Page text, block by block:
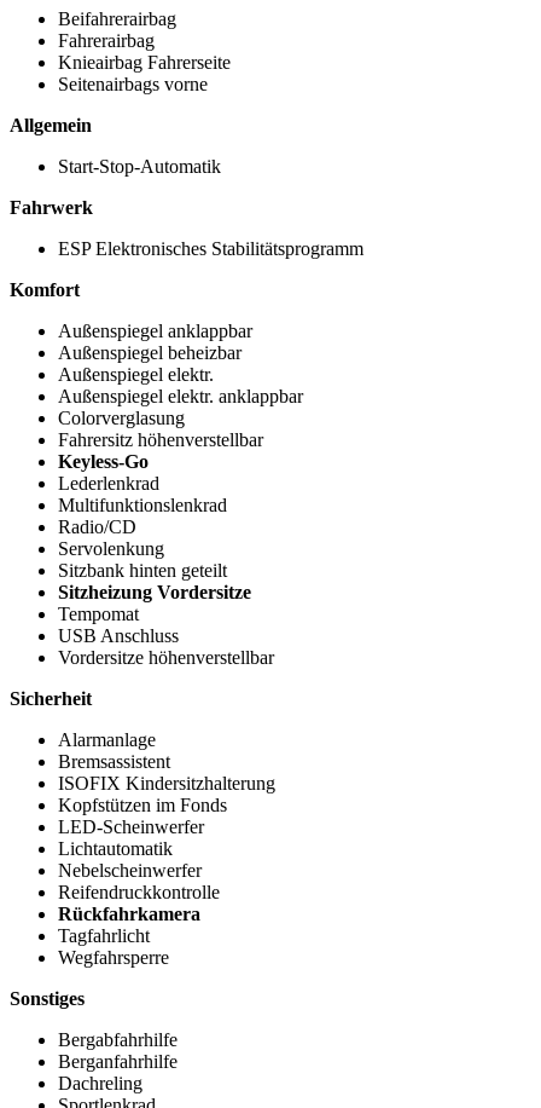
Beifahrerairbag
Fahrerairbag
Knieairbag Fahrerseite
Seitenairbags vorne
Allgemein
Start-Stop-Automatik
Fahrwerk
ESP Elektronisches Stabilitätsprogramm
Komfort
Außenspiegel anklappbar
Außenspiegel beheizbar
Außenspiegel elektr.
Außenspiegel elektr. anklappbar
Colorverglasung
Fahrersitz höhenverstellbar
Keyless-Go
Lederlenkrad
Multifunktionslenkrad
Radio/CD
Servolenkung
Sitzbank hinten geteilt
Sitzheizung Vordersitze
Tempomat
USB Anschluss
Vordersitze höhenverstellbar
Sicherheit
Alarmanlage
Bremsassistent
ISOFIX Kindersitzhalterung
Kopfstützen im Fonds
LED-Scheinwerfer
Lichtautomatik
Nebelscheinwerfer
Reifendruckkontrolle
Rückfahrkamera
Tagfahrlicht
Wegfahrsperre
Sonstiges
Bergabfahrhilfe
Berganfahrhilfe
Dachreling